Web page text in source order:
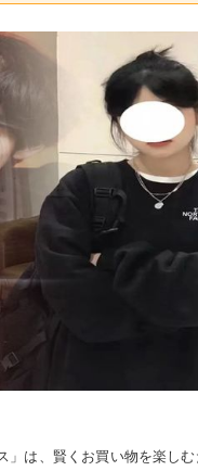
」は、賢くお買い物を楽し